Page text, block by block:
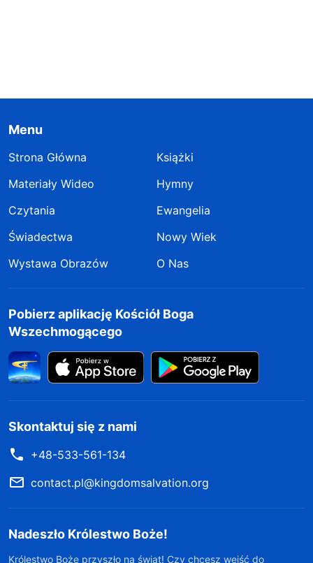
Menu
Strona Główna
Książki
Materiały Wideo
Hymny
Czytania
Ewangelia
Świadectwa
Nowy Wiek
Wystawa Obrazów
O Nas
Pobierz aplikację Kościół Boga
Wszechmogącego
Skontaktuj się z nami
+48-533-561-134
contact.pl@kingdomsalvation.org
Nadeszło Królestwo Boże!
Królestwo Boże przyszło na świat! Czy chcesz wejść do